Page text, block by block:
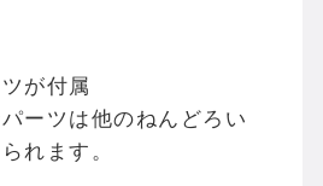
が付属
ーツは他のねんどろい
れます。